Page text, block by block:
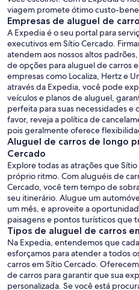
viagem promete ótimo custo-
Empresas de aluguel de
A Expedia é o seu portal para
executivos em Sítio Cercado.
atendem aos nossos altos
de opções para aluguel de carros
empresas como Localiza, Hertz e
através da Expedia, você pode
veículos e planos de aluguel,
perfeita para suas necessidades
favor, reveja a política de
pois geralmente oferece
Aluguel de carros de longo
Cercado
Explore todas as atrações que
próprio ritmo. Com aluguéis de
Cercado, você tem tempo de
seu itinerário. Alugue um
um mês, e aproveite a
paisagens e pontos turísticos que
Tipos de aluguel de carros
Na Expedia, entendemos que
esforçamos para atender a todos
carros em Sítio Cercado.
de carros para garantir que sua
personalizada. Se você está